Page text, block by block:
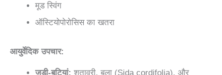
मूड स्विंग
ऑस्टियोपोरोसिस का खतरा
आयुर्वेदिक उपचार:
जड़ी-बूटियां: शतावरी, बला (Sida cordifolia), और